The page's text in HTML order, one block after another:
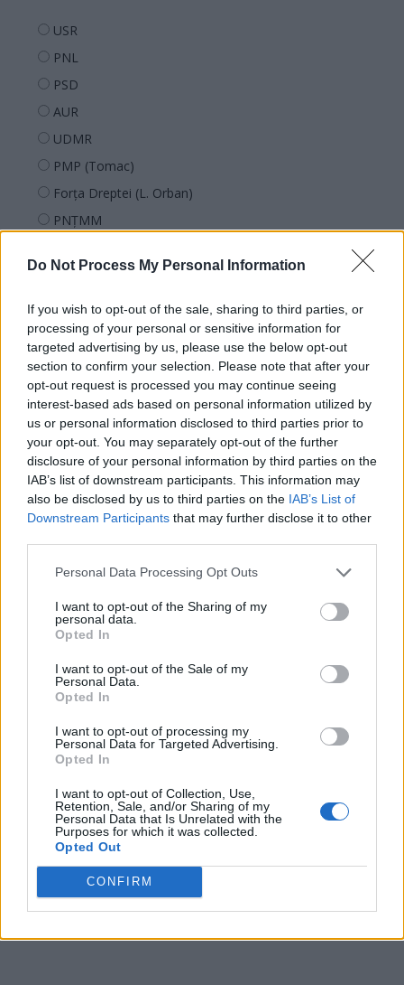
Do Not Process My Personal Information
If you wish to opt-out of the sale, sharing to third parties, or
processing of your personal or sensitive information for
targeted advertising by us, please use the below opt-out
section to confirm your selection. Please note that after your
opt-out request is processed you may continue seeing
interest-based ads based on personal information utilized by
us or personal information disclosed to third parties prior to
your opt-out. You may separately opt-out of the further
disclosure of your personal information by third parties on the
IAB’s list of downstream participants. This information may
also be disclosed by us to third parties on the IAB’s List of
Downstream Participants that may further disclose it to other
Personal Data Processing Opt Outs
I want to opt-out of the Sharing of my
personal data.
Opted In
I want to opt-out of the Sale of my
Personal Data.
Opted In
I want to opt-out of processing my
Personal Data for Targeted Advertising.
Opted In
I want to opt-out of Collection, Use,
Retention, Sale, and/or Sharing of my
Personal Data that Is Unrelated with the
Purposes for which it was collected.
Opted Out
CONFIRM
USR
PNL
PSD
AUR
UDMR
PMP (Tomac)
Forța Dreptei (L. Orban)
PNȚMM
SENS
SOS (Șoșoacă)
POT (Gavrilă)
PACE (Peia)
Acțiunea Conservatoare (Târziu)
PDF (Lazarus)
PUSL (D. Voiculescu)
PNȚCD (Pavelescu)
PNCR (Terheș)
Partidul Patrioților (Surugiu)
FAR (Coarnă)
România pe Primul Loc (Ponta)
Altul
Arată rezultatele
ad